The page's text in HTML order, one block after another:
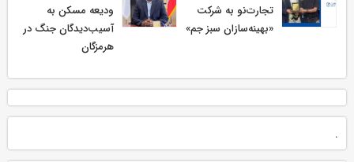
تجارت‌نو به شرکت
«بهینه‌سازان سبز جم»
ودیعه مسکن به
آسیب‌دیدگان جنگ در
هرمزگان
.